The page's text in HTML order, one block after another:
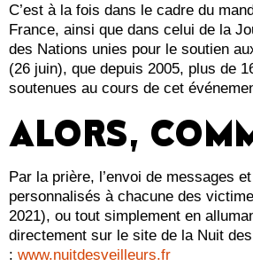
C’est à la fois dans le cadre du
France, ainsi que dans celui de la
des Nations unies pour le soutien
(26 juin), que depuis 2005, plus de
soutenues au cours de cet
ALORS,
Par la prière, l’envoi de messages
personnalisés à chacune des
2021), ou tout simplement en
directement sur le site de la Nuit
: www.nuitdesveilleurs.fr